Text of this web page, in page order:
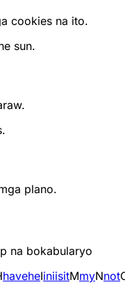
cookies na ito.
sun.
plano.
na bokabularyo
haveheIiniisitMmyNnot